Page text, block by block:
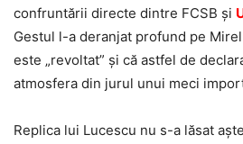
confruntării directe dintre FCSB și
Gestul l-a deranjat profund pe
este „revoltat” și că astfel de
atmosfera din jurul unui meci
Replica lui Lucescu nu s-a lăsat